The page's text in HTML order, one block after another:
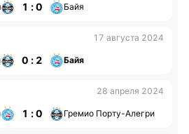
1 : 0 Байя
17 августа 2024
0 : 2 Байя
28 апреля 2024
1 : 0 Гремио Порту-Алегри